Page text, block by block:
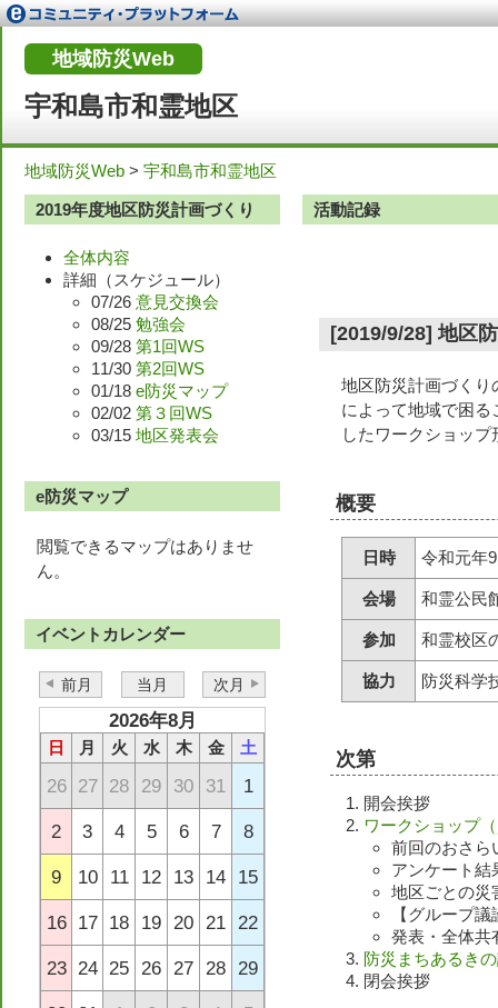
宇和島市和霊地区
地域防災Web
地域防災Web > 宇和島市和霊地区
2019年度地区防災計画づくり
全体内容
詳細（スケジュール）
07/26 意見交換会
08/25 勉強会
09/28 第1回WS
11/30 第2回WS
01/18 e防災マップ
02/02 第３回WS
03/15 地区発表会
e防災マップ
閲覧できるマップはありませ
ん。
イベントカレンダー
前月 当月 次月
2026年8月
日 月 火 水 木 金 土
26 27 28 29 30 31 1
2 3 4 5 6 7 8
9 10 11 12 13 14 15
16 17 18 19 20 21 22
23 24 25 26 27 28 29
活動記録
[2019/9/28] 地区
地区防災計画づくり
によって地域で困
したワークショッ
概要
日時 令和元年
会場 和霊公民
参加 和霊校区
協力 防災科学
次第
開会挨拶
ワークショップ
前回のおさら
アンケート結
地区ごとの災
【グループ
発表・全体共
防災まちあるき
閉会挨拶